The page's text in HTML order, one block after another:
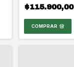
$115.900,00
COMPRAR